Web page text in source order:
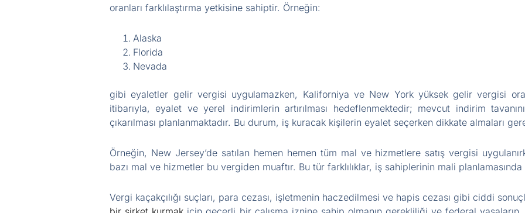
oranları farklılaştırma yetkisine sahiptir. Örneğin:
Alaska
Florida
Nevada
gibi eyaletler gelir vergisi uygulamazken, Kaliforniya ve New York yüksek gelir vergisi
itibarıyla, eyalet ve yerel indirimlerin artırılması hedeflenmektedir; mevcut indirim
çıkarılması planlanmaktadır. Bu durum, iş kuracak kişilerin eyalet seçerken dikkate almaları
Örneğin, New Jersey’de satılan hemen hemen tüm mal ve hizmetlere satış vergisi
bazı mal ve hizmetler bu vergiden muaftır. Bu tür farklılıklar, iş sahiplerinin mali
Vergi kaçakçılığı suçları, para cezası, işletmenin haczedilmesi ve hapis cezası gibi ciddi